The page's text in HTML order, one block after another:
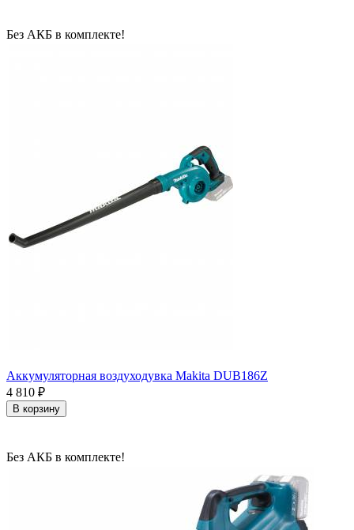
Без АКБ в комплекте!
Аккумуляторная воздуходувка Makita DUB186Z
4 810 ₽
В корзину
Без АКБ в комплекте!